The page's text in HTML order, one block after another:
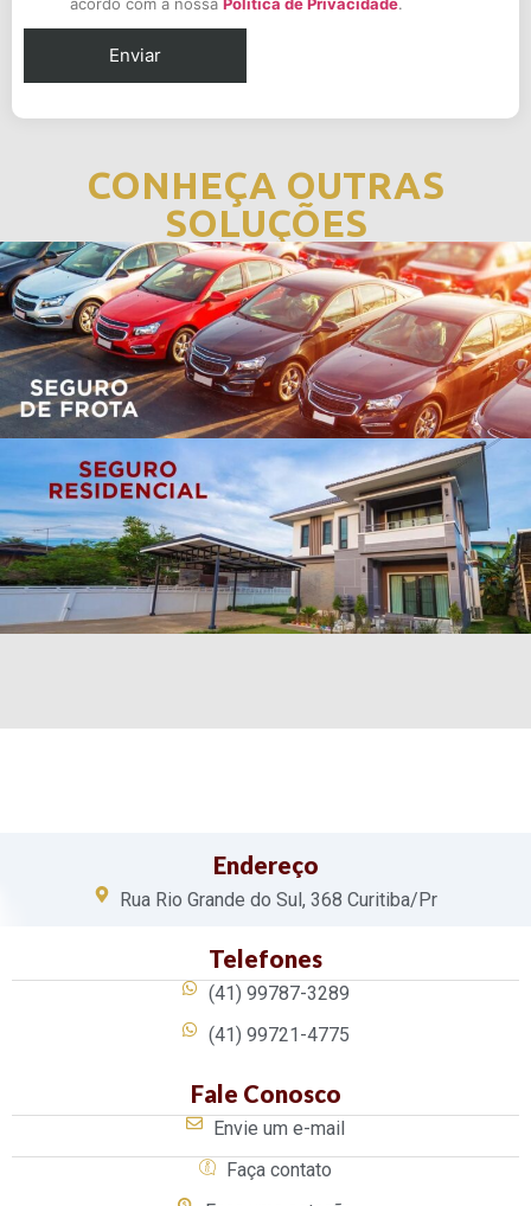
CONHEÇA OUTRAS
SOLUÇÕES
Endereço
Rua Rio Grande do Sul, 368 Curitiba/Pr
Telefones
(41) 99787-3289
(41) 99721-4775
Fale Conosco
Envie um e-mail
Faça contato